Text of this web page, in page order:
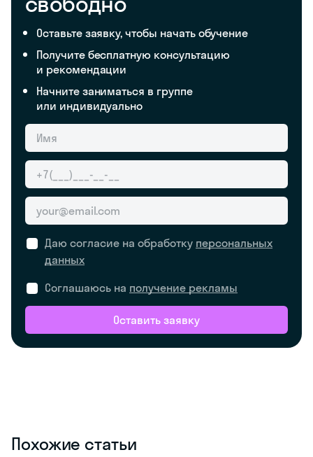
Оставьте заявку, чтобы начать обучение
Получите бесплатную консультацию
и рекомендации
Начните заниматься в группе
или индивидуально
Даю согласие на обработку персональных
данных
Соглашаюсь на получение рекламы
Оставить заявку
Похожие статьи